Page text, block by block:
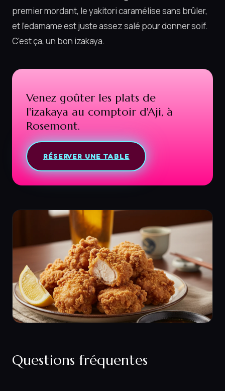
premier mordant, le yakitori caramélise sans brûler,
et l'edamame est juste assez salé pour donner soif.
C'est ça, un bon izakaya.
Venez goûter les plats de
l'izakaya au comptoir d'Aji, à
Rosemont.
RÉSERVER UNE TABLE
Questions fréquentes